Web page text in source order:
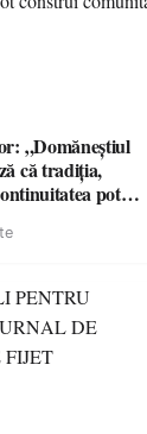
„Domăneștiul
că tradiția,
pot